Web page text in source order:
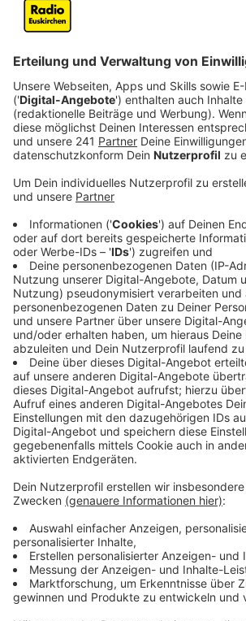
Anzeige
Über 700 Mitarbeiter des Landes
Seit letztem Freitag (28.03.) können
beantragt werden. Das Ganze geht
Laut der Landesregierung versucht
Überweisen.
Anzeige
Wer darf einen Antrag auf Hilfe
Anzeige
Gewerbliche und gemeinnützige
Selbstständige und von Freiberuflern,
Künstler/innen dürfen Soforthilfe
Betrieb darf dabei maximal 50
(umgerechnet auf Vollzeitkräfte).
finanzielle Einbußen wegen der
Stichtag hat das Land NRW dabei den
gesetzt. Sind nach dem Stichtag
der Aufträge wegen der Covid-19-
weggebrochen können Hilfe beantrag
Alternativ kann auch der